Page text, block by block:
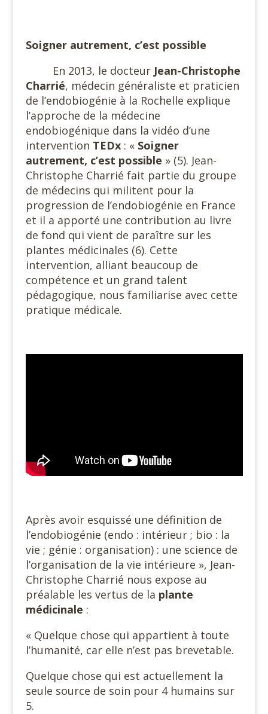
Soigner autrement, c’est possible
En 2013, le docteur Jean-Christophe
Charrié, médecin généraliste et praticien
de l’endobiogénie à la Rochelle explique
l’approche de la médecine
endobiogénique dans la vidéo d’une
intervention TEDx: « Soigner
autrement, c’est possible » (5). Jean-
Christophe Charrié fait partie du groupe
de médecins qui militent pour la
progression de l’endobiogénie en France
et il a apporté une contribution au livre
de fond qui vient de paraître sur les
plantes médicinales (6). Cette
intervention, alliant beaucoup de
compétence et un grand talent
pédagogique, nous familiarise avec cette
pratique médicale.
Après avoir esquissé une définition de
l’endobiogénie (endo : intérieur ; bio : la
vie ; génie : organisation) : une science de
l’organisation de la vie intérieure », Jean-
Christophe Charrié nous expose au
préalable les vertus de la plante
médicinale :
« Quelque chose qui appartient à toute
l’humanité, car elle n’est pas brevetable.
Quelque chose qui est actuellement la
seule source de soin pour 4 humains sur
5.